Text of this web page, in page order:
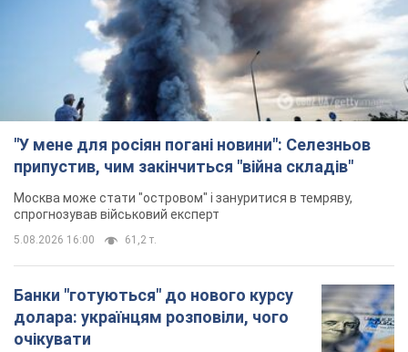
"У мене для росіян погані новини": Селезньов
припустив, чим закінчиться "війна складів"
Москва може стати "островом" і зануритися в темряву,
спрогнозував військовий експерт
5.08.2026 16:00 61,2 т.
Банки "готуються" до нового курсу
долара: українцям розповіли, чого
очікувати